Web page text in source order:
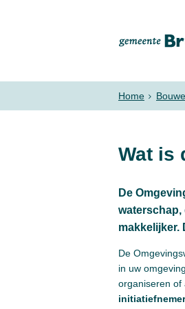
Home
Wat is
De
waterschap,
makkelijker.
De
in uw
organiseren of